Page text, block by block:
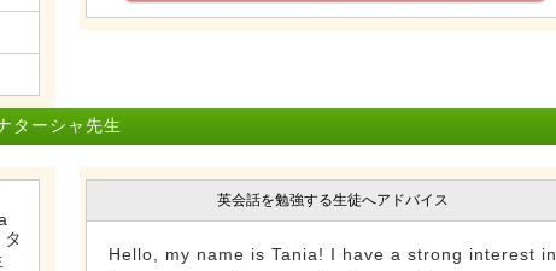
ターシャ先生
英会話を勉強する生徒へアドバイス
Hello, my name is Tania! I have a strong interest in